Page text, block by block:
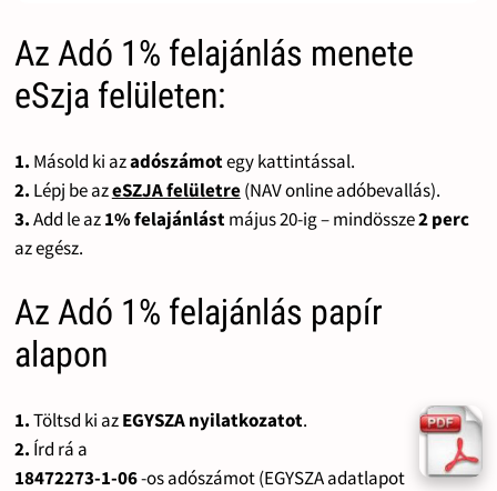
Az Adó 1% felajánlás menete
eSzja felületen:
1. Másold ki azadószámotegy kattintással.
2. Lépj be azeSZJA felületre(NAV online adóbevallás).
3.Add le az1% felajánlástmájus 20-ig – mindössze2 perc
az egész.
Az Adó 1% felajánlás papír
alapon
1.Töltsd ki azEGYSZA nyilatkozatot.
2. Írd rá a
18472273-1-06-os adószámot (EGYSZA adatlapot